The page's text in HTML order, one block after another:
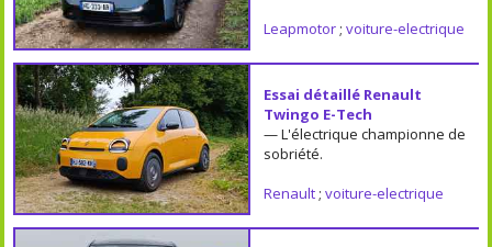
Leapmotor; voiture-electrique
Essai détaillé Renault
Twingo E-Tech
— L'électrique championne de
sobriété.
Renault; voiture-electrique